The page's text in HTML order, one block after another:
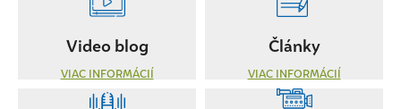
Video blog
VIAC INFORMÁCIÍ
Články
VIAC INFORMÁCIÍ